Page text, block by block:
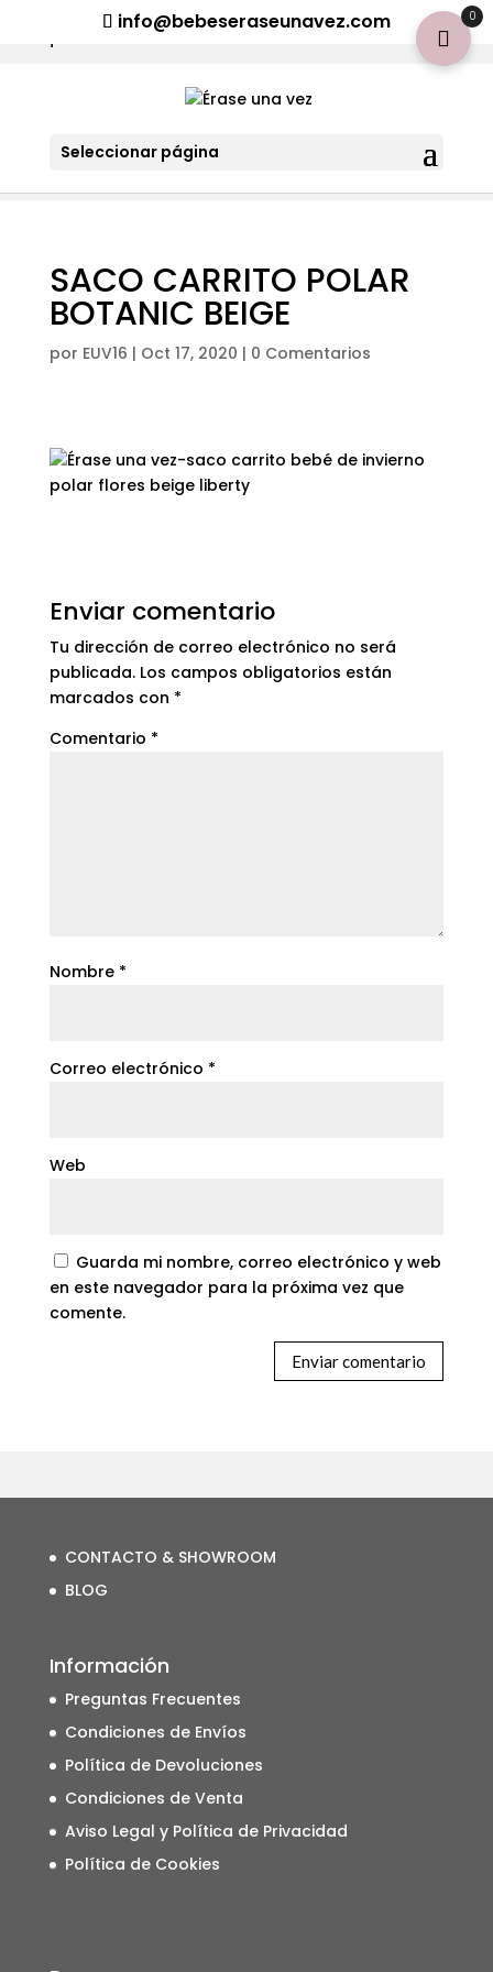
¡Aviso importante para tod@s! Si necesitan más información
info@bebeseraseunavez.com
Seleccionar página
SACO CARRITO POLAR
BOTANIC BEIGE
por EUV16 | Oct 17, 2020 | 0 Comentarios
Enviar comentario
Tu dirección de correo electrónico no será
publicada. Los campos obligatorios están
marcados con *
Comentario *
Nombre *
Correo electrónico *
Web
Guarda mi nombre, correo electrónico y web
en este navegador para la próxima vez que
comente.
CONTACTO & SHOWROOM
BLOG
Información
Preguntas Frecuentes
Condiciones de Envíos
Política de Devoluciones
Condiciones de Venta
Aviso Legal y Política de Privacidad
Política de Cookies
0